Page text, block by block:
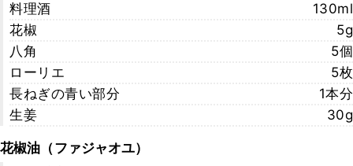
料理酒
130ml
花椒
5g
八角
5個
ローリエ
5枚
長ねぎの青い部分
1本分
生姜
30g
花椒油（ファジャオユ）